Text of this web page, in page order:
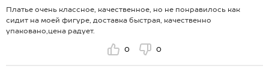
Платье очень классное, качественное, но не понравилось как
сидит на моей фигуре, доставка быстрая, качественно
упаковано,цена радует.
0 0